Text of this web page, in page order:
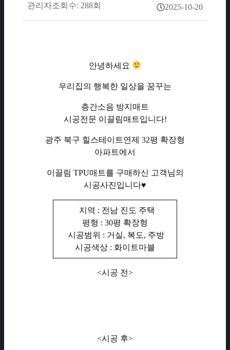
관리자조회수: 288회 2025-10-20
안녕하세요
우리집의 행복한 일상을 꿈꾸는
층간소음 방지매트
시공전문 이끌림매트입니다!
광주 북구 힐스테이트연제 32평 확장형
아파트에서
이끌림 TPU매트를 구매하신 고객님의
시공사진입니다♥
지역 : 전남 진도 주택
평형 : 30평 확장형
시공범위 : 거실, 복도, 주방
시공색상 : 화이트마블
<시공 전>
<시공 후>